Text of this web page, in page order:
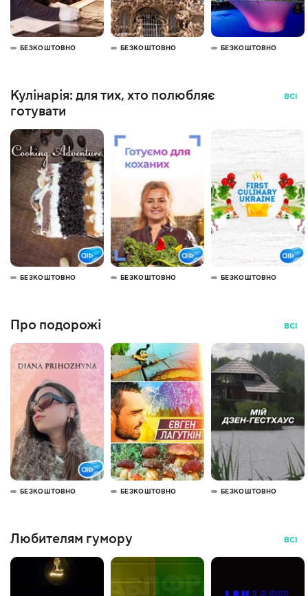
БЕЗКОШТОВНО БЕЗКОШТОВНО БЕЗКОШТОВНО
Кулінарія: для тих, хто полюбляє
готувати
ВСІ
БЕЗКОШТОВНО БЕЗКОШТОВНО БЕЗКОШТОВНО
Про подорожі ВСІ
БЕЗКОШТОВНО БЕЗКОШТОВНО БЕЗКОШТОВНО
Любителям гумору ВСІ